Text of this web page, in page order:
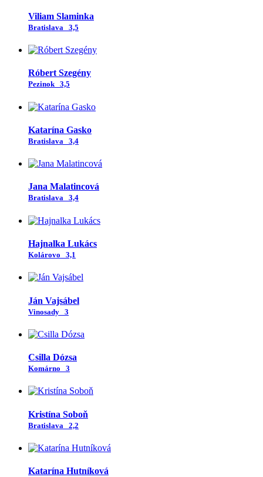
Viliam Slaminka
Bratislava 3,5
Róbert Szegény
Pezinok 3,5
Katarína Gasko
Bratislava 3,4
Jana Malatincová
Bratislava 3,4
Hajnalka Lukács
Kolárovo 3,1
Ján Vajsábel
Vinosady 3
Csilla Dózsa
Komárno 3
Kristína Soboň
Bratislava 2,2
Katarína Hutníková